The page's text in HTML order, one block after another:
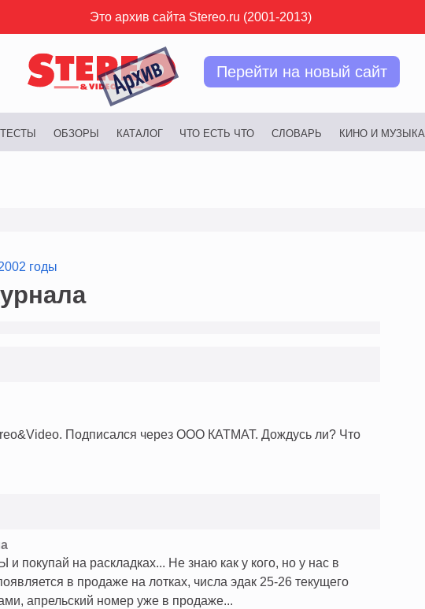
Это архив сайта Stereo.ru (2001-2013)
Перейти на новый сайт
ТЕСТЫ ОБЗОРЫ КАТАЛОГ ЧТО ЕСТЬ ЧТО СЛОВАРЬ КИНО И МУЗЫКА
годы
Подписался через ООО КАТМАТ. Дождусь ли? Что
покупай на раскладках... Не знаю как у кого, но у нас в
в продаже на лотках, числа эдак 25-26 текущего
апрельский номер уже в продаже...